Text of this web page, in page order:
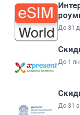
До 31
До 1
До 31